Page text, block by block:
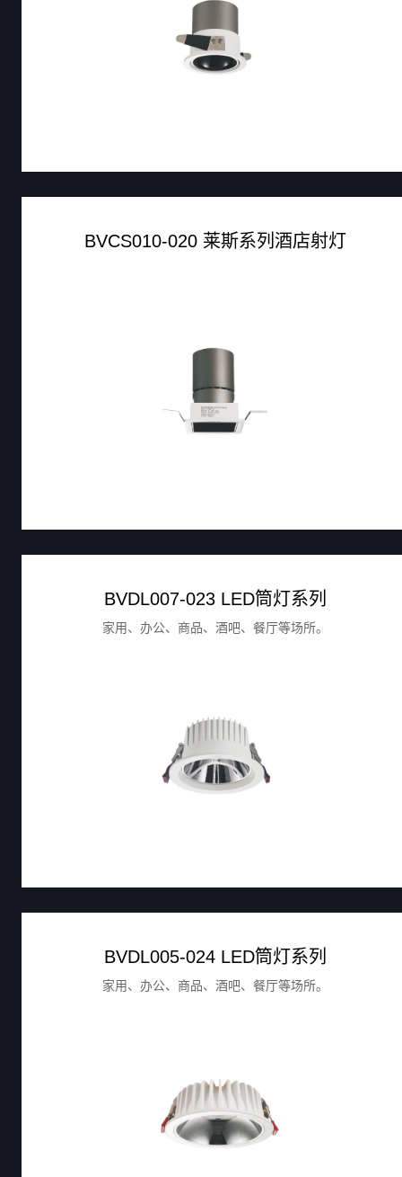
BVCS010-020 莱斯系列酒店射灯
BVDL007-023 LED筒灯系列
家用、办公、商品、酒吧、餐厅等场所。
BVDL005-024 LED筒灯系列
家用、办公、商品、酒吧、餐厅等场所。